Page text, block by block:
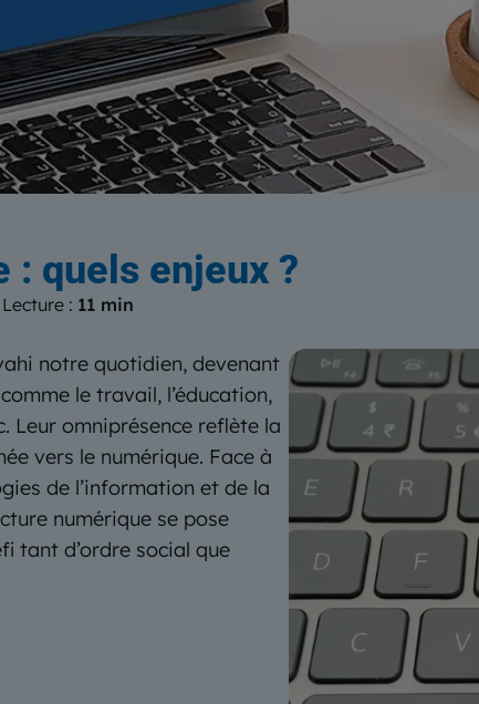
blogdu Centre Européen de
: quels enjeux ?
Lecture : 11 min
notre quotidien, devenant
le travail, l’éducation,
Leur omniprésence reflète la
vers le numérique. Face à
de l’information et de la
numérique se pose
tant d’ordre social que